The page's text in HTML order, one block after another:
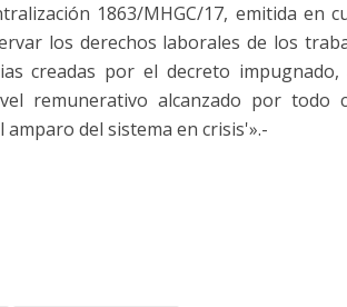
1863/MHGC/17, emitida en
los derechos laborales de los
creadas por el decreto impugnado,
remunerativo alcanzado por todo
del sistema en crisis'».-